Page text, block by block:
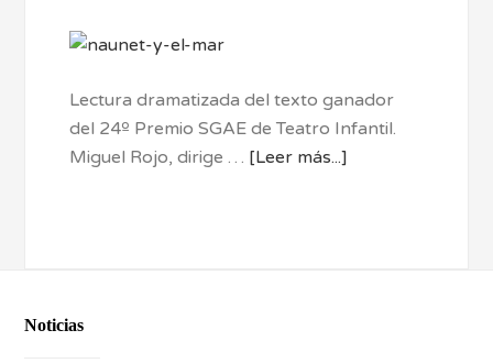
Lectura dramatizada del texto ganador
del 24º Premio SGAE de Teatro Infantil.
Miguel Rojo, dirige … [Leer más...]
Noticias